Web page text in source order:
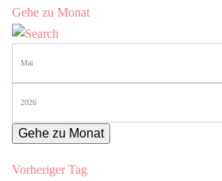
Gehe zu Monat
Gehe zu Monat
Vorheriger Tag